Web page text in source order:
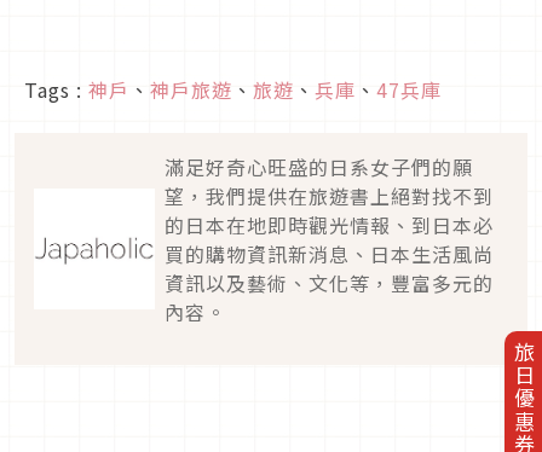
旅日優惠券
Tags : 神戶 、 神戶旅遊 、 旅遊 、 兵庫 、 47兵庫
滿足好奇心旺盛的日系女子們的願
望，我們提供在旅遊書上絕對找不到
的日本在地即時觀光情報、到日本必
買的購物資訊新消息、日本生活風尚
資訊以及藝術、文化等，豐富多元的
內容。